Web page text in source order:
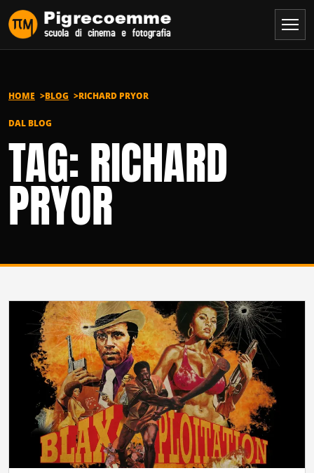
Vai al contenuto
HOME BLOG RICHARD PRYOR
DAL BLOG
TAG: RICHARD
PRYOR